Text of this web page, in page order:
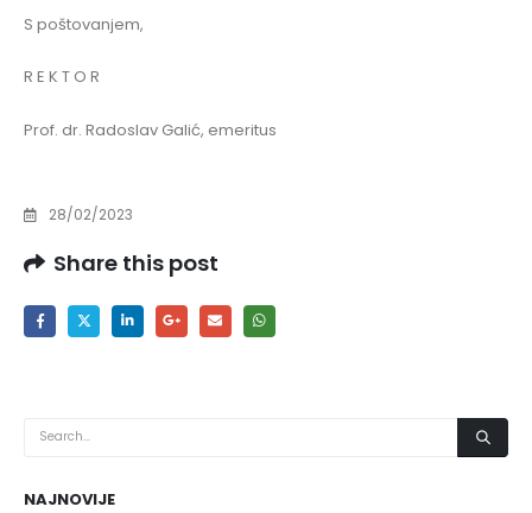
S poštovanjem,
R E K T O R
Prof. dr. Radoslav Galić, emeritus
28/02/2023
Share this post
NAJNOVIJE